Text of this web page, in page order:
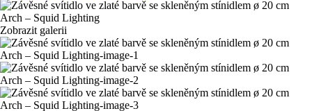
Zobrazit galerii